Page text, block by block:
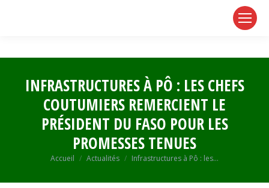
INFRASTRUCTURES À PÔ : LES CHEFS
COUTUMIERS REMERCIENT LE
PRÉSIDENT DU FASO POUR LES
PROMESSES TENUES
Vous êtes ici :
Accueil Actualités Infrastructures à Pô : les…